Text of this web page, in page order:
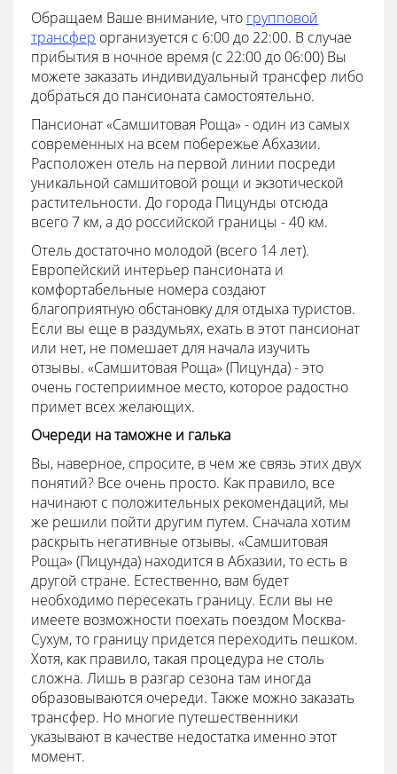
Обращаем Ваше внимание, что групповой
трансфер организуется с 6:00 до 22:00. В случае
прибытия в ночное время (с 22:00 до 06:00) Вы
можете заказать индивидуальный трансфер либо
добраться до пансионата самостоятельно.
Пансионат «Самшитовая Роща» - один из самых
современных на всем побережье Абхазии.
Расположен отель на первой линии посреди
уникальной самшитовой рощи и экзотической
растительности. До города Пицунды отсюда
всего 7 км, а до российской границы - 40 км.
Отель достаточно молодой (всего 14 лет).
Европейский интерьер пансионата и
комфортабельные номера создают
благоприятную обстановку для отдыха туристов.
Если вы еще в раздумьях, ехать в этот пансионат
или нет, не помешает для начала изучить
отзывы. «Самшитовая Роща» (Пицунда) - это
очень гостеприимное место, которое радостно
примет всех желающих.
Очереди на таможне и галька
Вы, наверное, спросите, в чем же связь этих двух
понятий? Все очень просто. Как правило, все
начинают с положительных рекомендаций, мы
же решили пойти другим путем. Сначала хотим
раскрыть негативные отзывы. «Самшитовая
Роща» (Пицунда) находится в Абхазии, то есть в
другой стране. Естественно, вам будет
необходимо пересекать границу. Если вы не
имеете возможности поехать поездом Москва-
Сухум, то границу придется переходить пешком.
Хотя, как правило, такая процедура не столь
сложна. Лишь в разгар сезона там иногда
образовываются очереди. Также можно заказать
трансфер. Но многие путешественники
указывают в качестве недостатка именно этот
момент.